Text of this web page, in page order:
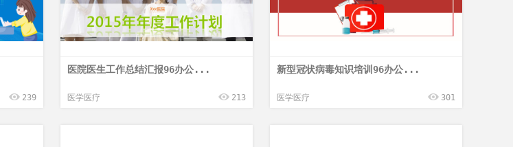
239
医院医生工作总结汇报96办公...
医学医疗 213
新型冠状病毒知识培训96办公...
医学医疗 301